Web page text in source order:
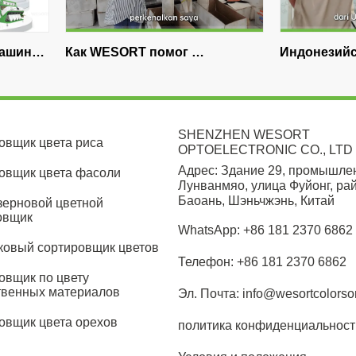
помог
повысить
Индонезийская рисовая
WESORT Сортировка
цвета риса
цвета фасоли
цветной
сортировщик цветов
по цвету
материалов
цвета орехов
SHENZHEN WESORT
OPTOELECTRONIC CO., LTD
Адрес: Здание 29,
Лунванмяо, улица Фуйонг,
Баоань, Шэньчжэнь, Китай
WhatsApp: +86 181 2370 6862
Телефон: +86 181 2370 6862
Эл. Почта:
политика